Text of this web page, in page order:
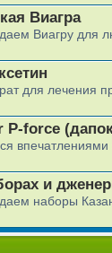
Виагра
Виагру для
для лечения
P-force
впечатлениями
и
наборы